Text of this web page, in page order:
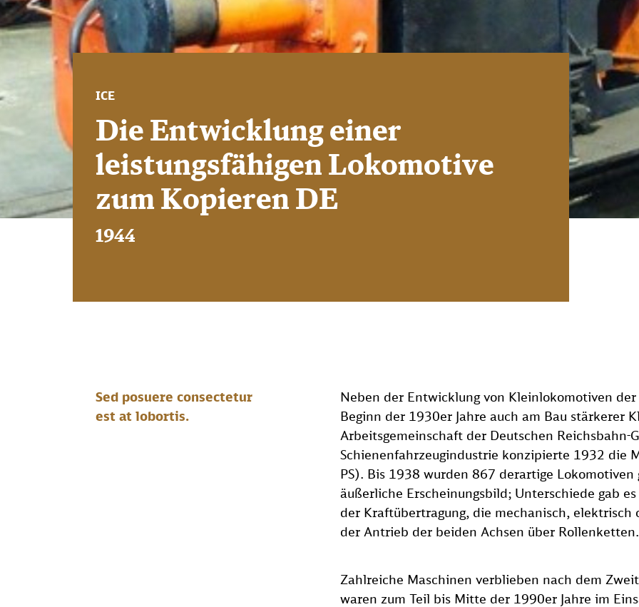
ICE
Die Entwicklung einer
leistungsfähigen Lokomotive
zum Kopieren DE
1944
Sed posuere consectetur
est at lobortis.
Neben der Entwicklung von Kleinlokomotiven
Beginn der 1930er Jahre auch am Bau stärkerer
Arbeitsgemeinschaft der Deutschen
Schienenfahrzeugindustrie konzipierte 1932 die
PS). Bis 1938 wurden 867 derartige
äußerliche Erscheinungsbild; Unterschiede gab
der Kraftübertragung, die mechanisch,
der Antrieb der beiden Achsen über Rollenketten.
Zahlreiche Maschinen verblieben nach dem
waren zum Teil bis Mitte der 1990er Jahre im